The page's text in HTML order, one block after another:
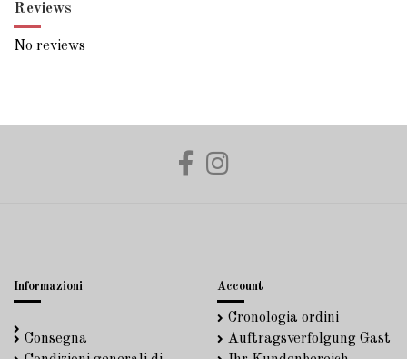
Reviews
No reviews
Informazioni
Consegna
Account
Cronologia ordini
Auftragsverfolgung Gast